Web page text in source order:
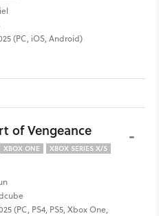
(PC, iOS, Android)
of Vengeance
XBOX ONE
XBOX SERIES X/S
(PC, PS4, PS5, Xbox One,
-